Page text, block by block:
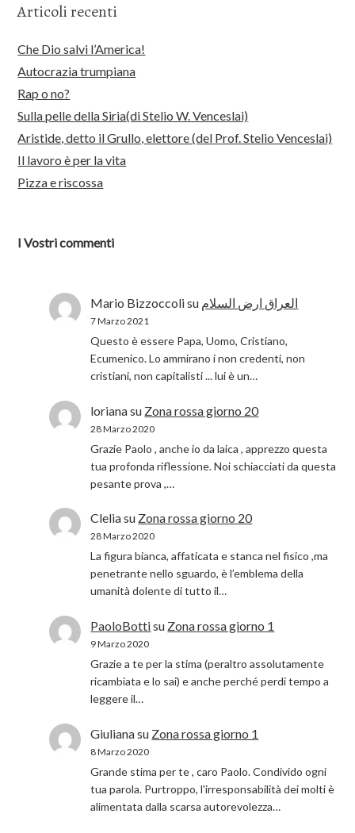
Articoli recenti
Che Dio salvi l’America!
Autocrazia trumpiana
Rap o no?
Sulla pelle della Siria(di Stelio W. Venceslai)
Aristide, detto il Grullo, elettore (del Prof. Stelio Venceslai)
Il lavoro è per la vita
Pizza e riscossa
I Vostri commenti
Mario Bizzoccolisu العراق ارض السلام
7 Marzo 2021
Questo è essere Papa, Uomo, Cristiano,
Ecumenico. Lo ammirano i non credenti, non
cristiani, non capitalisti ... lui è un…
lorianasu Zona rossa giorno 20
28 Marzo 2020
Grazie Paolo , anche io da laica , apprezzo questa
tua profonda riflessione. Noi schiacciati da questa
pesante prova ,…
Cleliasu Zona rossa giorno 20
28 Marzo 2020
La figura bianca, affaticata e stanca nel fisico ,ma
penetrante nello sguardo, è l’emblema della
umanità dolente di tutto il…
PaoloBottisu Zona rossa giorno 1
9 Marzo 2020
Grazie a te per la stima (peraltro assolutamente
ricambiata e lo sai) e anche perché perdi tempo a
leggere il…
Giulianasu Zona rossa giorno 1
8 Marzo 2020
Grande stima per te , caro Paolo. Condivido ogni
tua parola. Purtroppo, l'irresponsabilità dei molti è
alimentata dalla scarsa autorevolezza…